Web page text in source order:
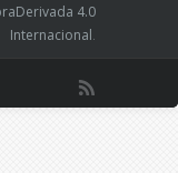
4.0
Internacional